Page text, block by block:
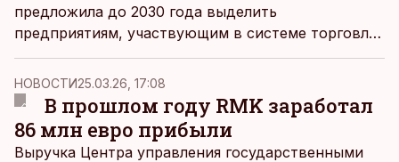
предложила до 2030 года выделить
предприятиям, участвующим в системе торговли
выбросами, больше бесплатных квот, чем
предусматривалось ранее.
НОВОСТИ25.03.26, 17:08
В прошлом году RMK заработал
86 млн евро прибыли
Выручка Центра управления государственными